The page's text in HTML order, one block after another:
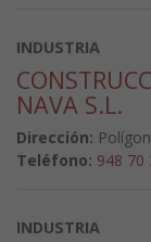
INDUSTRIA
NAVA S.L.
Dirección:
Teléfono: 948 70
INDUSTRIA